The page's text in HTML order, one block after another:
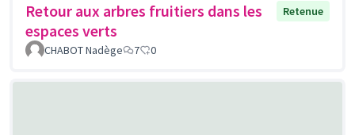
Retour aux arbres fruitiers dans les
espaces verts
Retenue
CHABOT Nadège 7 0